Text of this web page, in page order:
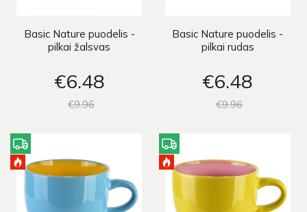
Basic Nature puodelis -
pilkai žalsvas
€6 48
€996
Basic Nature puodelis -
pilkai rudas
€6 48
€996